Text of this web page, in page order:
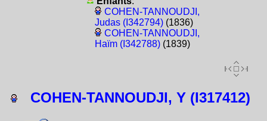
COHEN-TANNOUDJI,
Judas (I342794)(1836)
COHEN-TANNOUDJI,
Haïm (I342788)(1839)
COHEN-TANNOUDJI, Y (I317412)